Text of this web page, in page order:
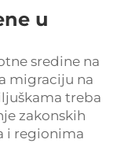
u
sredine na
migraciju na
treba
zakonskih
i regionima